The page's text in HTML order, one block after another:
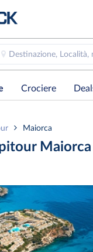
Destinazione, Località,
Crociere
Maiorca
Maiorca